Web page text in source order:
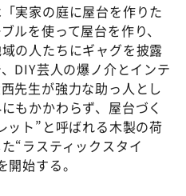
実家の庭に屋台を作りた
ルを使って屋台を作り、
の人たちにギャグを披露
DIY芸人の爆ノ介とインテ
先生が強力な助っ人とし
もかかわらず、屋台づく
ット”と呼ばれる木製の荷
“ラスティックスタイ
始する。